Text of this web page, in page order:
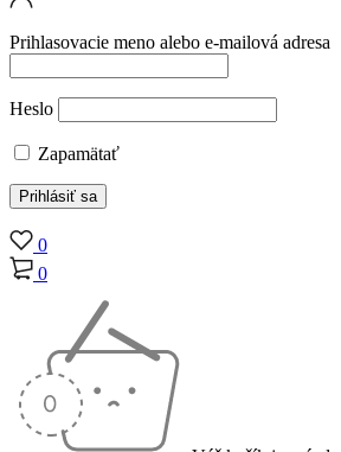
Prihlasovacie meno alebo e-mailová adresa
Heslo
Zapamätať
0
0